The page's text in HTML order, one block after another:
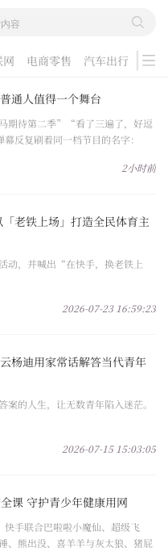
电商零售 汽车出行
游戏
通人值得一个舞台
期待第二季”“看了三遍了，好逗
反复刷着同一档节目的名字：
2小时前
老铁上场」打造全民体育主
动，并喊出“在快手，换老铁上
2026-07-23 16:59:23
杨迪用家常话解答当代青年
的人生，让无数青年陷入迷茫。
2026-07-15 15:03:05
课 守护青少年健康用网
手联合巴啦啦小魔仙、超级飞
、熊出没、喜羊羊与灰太狼、猪屁